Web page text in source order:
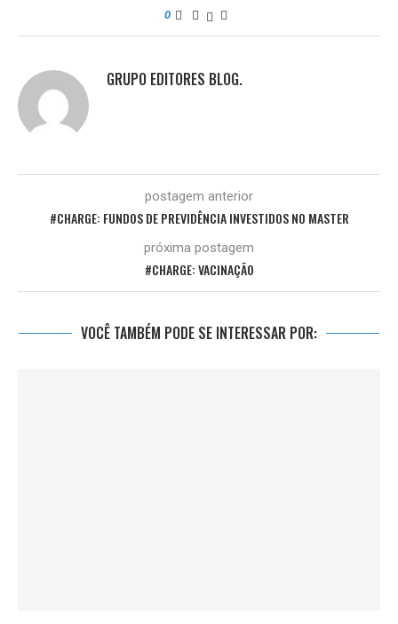
0
GRUPO EDITORES BLOG.
postagem anterior
#CHARGE: FUNDOS DE PREVIDÊNCIA INVESTIDOS NO MASTER
próxima postagem
#CHARGE: VACINAÇÃO
VOCÊ TAMBÉM PODE SE INTERESSAR POR: